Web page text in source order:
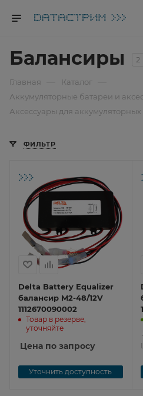
Балансиры 2
Главная Каталог
Аккумуляторные батареи и
Аксессуары для аккумуляторных
ФИЛЬТР
Delta Battery Equalizer
балансир M2-48/12V
1112670090002
Товар в резерве,
уточняйте
Цена по запросу
Уточнить доступность